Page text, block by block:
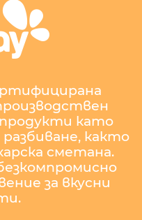
като
както
сметана.
за вкусни